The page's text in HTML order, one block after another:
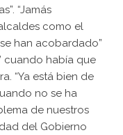
“Jamás
como el
han acobardado”
cuando había que
“Ya está bien de
no se ha
de nuestros
del Gobierno